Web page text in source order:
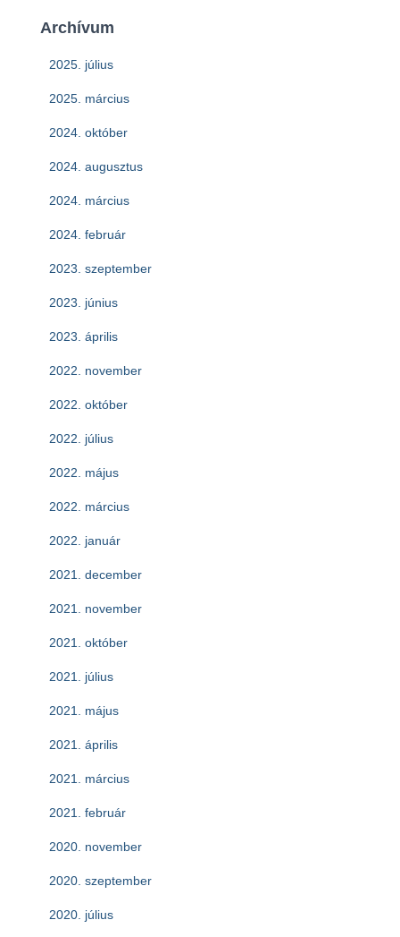
Archívum
2025. július
2025. március
2024. október
2024. augusztus
2024. március
2024. február
2023. szeptember
2023. június
2023. április
2022. november
2022. október
2022. július
2022. május
2022. március
2022. január
2021. december
2021. november
2021. október
2021. július
2021. május
2021. április
2021. március
2021. február
2020. november
2020. szeptember
2020. július